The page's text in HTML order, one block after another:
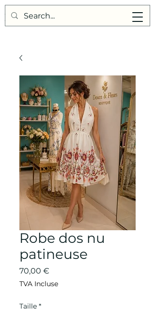
Points de Suture
Robe dos nu
patineuse
70,00 €
TVA Incluse
Taille *